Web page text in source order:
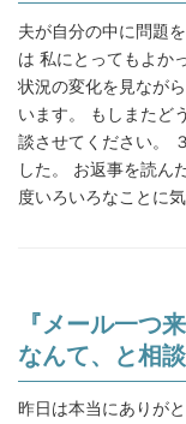
夫が自分の中に問題
は 私にとってもよか
状況の変化を見なが
います。 もしまたど
談させてください。
した。 お返事を読ん
度いろいろなことに
『メール一つ
なんて、と相
昨日は本当にありが